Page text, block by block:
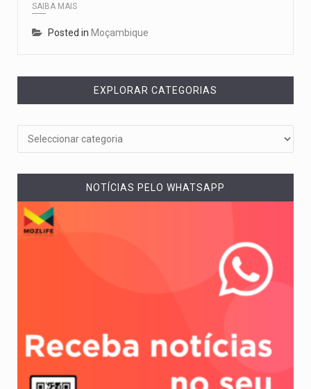
SAIBA MAIS
Posted in Moçambique
EXPLORAR CATEGORIAS
NOTÍCIAS PELO WHATSAPP